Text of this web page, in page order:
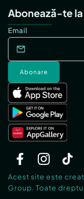
Abonează-te
Email
Abonare
Acest site este
Group. Toate